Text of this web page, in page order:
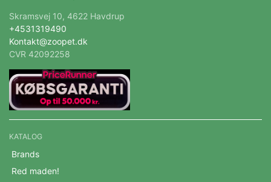
Skramsvej 10, 4622 Havdrup
+4531319490
Kontakt@zoopet.dk
CVR 42092258
KATALOG
Brands
Red maden!